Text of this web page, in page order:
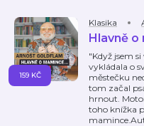
Klasika
Hlavně o
"Když jsem
vykládala o
městečku
tom začal
hrnout.
toho knížka
159 KČ